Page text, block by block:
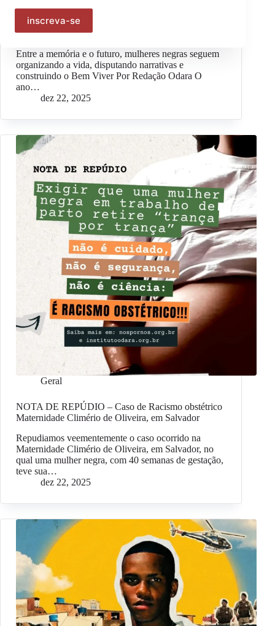
#OpiniãoOdara – Esperançar para transformar:
Mulheres negras, Reparação e Bem Viver
Entre a memória e o futuro, mulheres negras seguem
organizando a vida, disputando narrativas e
construindo o Bem Viver Por Redação Odara O
ano…
dez 22, 2025
Geral
NOTA DE REPÚDIO – Caso de Racismo obstétrico
Maternidade Climério de Oliveira, em Salvador
Repudiamos veementemente o caso ocorrido na
Maternidade Climério de Oliveira, em Salvador, no
qual uma mulher negra, com 40 semanas de gestação,
teve sua…
dez 22, 2025